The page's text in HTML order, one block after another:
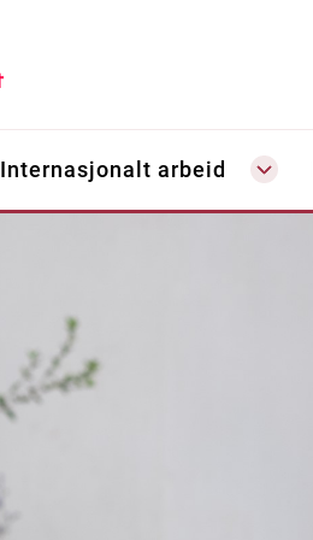
Internasjonalt arbeid